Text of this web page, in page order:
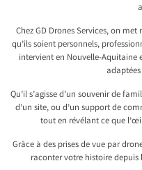
Chez GD Drones Services, on
qu’ils soient personnels,
intervient en Nouvelle-Aquitaine
Qu’il s’agisse d’un souvenir de
d’un site, ou d’un support de
tout en révélant ce que
Grâce à des prises de vue par
raconter votre histoire